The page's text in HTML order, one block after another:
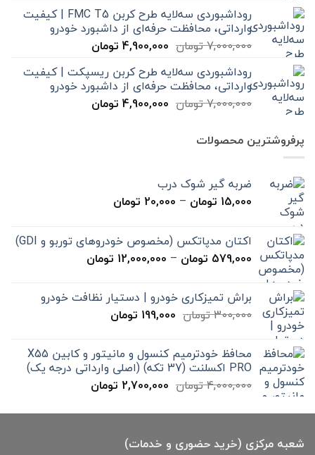
7,000,000 تومان
بود.
4,900,000 تومان
است.
روداشبوردی سه‌لایه طرح کربن FMC T5 | کیفیت
وارداتی، محافظت حرفه‌ای از داشبورد خودرو
7,000,000تومان قیمت
7,000,000 تومان
بود.
4,900,000 تومانقیمت
4,900,000 تومان
است.
روداشبوردی سه‌لایه طرح کربن ریسپکت | کیفیت
وارداتی، محافظت حرفه‌ای از داشبورد خودرو
7,000,000تومان قیمت
4,900,000 تومانقیمت
پرفروشترین محصولات
ضربه گیر شوک درب
15,000 تومان –
20,000 تومان
تا
20,000 تومان
اکتان مدپاتکس (مخصوص خودروهای توربو و GDI)
579,000 تومان –
12,000,000 تومان
تا
براش تمیزکاری خودرو | دستیار نظافت خودرو
300,000تومان قیمت
بود.
199,000 تومانقیمت
199,000 تومان
است. محافظ خودترمیم کنسول و مانیتور و کابین X55
PRO اکسلنت (37 تکه) (اصلی وارداتی درجه یک)
4,000,000تومان قیمت
4,000,000 تومان
2,700,000 تومانقیمت
2,700,000 تومان
شعبه مرکزی (خرید حضوری و خدمات)